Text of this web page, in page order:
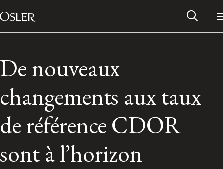
Passer au contenu
Main Navigation
De nouveaux
changements aux taux
de référence CDOR
sont à l’horizon